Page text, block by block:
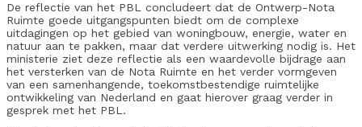
De reflectie van het PBL concludeert dat de Ontwerp-Nota
Ruimte goede uitgangspunten biedt om de complexe
uitdagingen op het gebied van woningbouw, energie, water en
natuur aan te pakken, maar dat verdere uitwerking nodig is. Het
ministerie ziet deze reflectie als een waardevolle bijdrage aan
het versterken van de Nota Ruimte en het verder vormgeven
van een samenhangende, toekomstbestendige ruimtelijke
ontwikkeling van Nederland en gaat hierover graag verder in
gesprek met het PBL.